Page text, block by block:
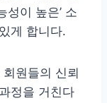
성이 높은’ 소
게 합니다.
원들의 신뢰
정을 거친다